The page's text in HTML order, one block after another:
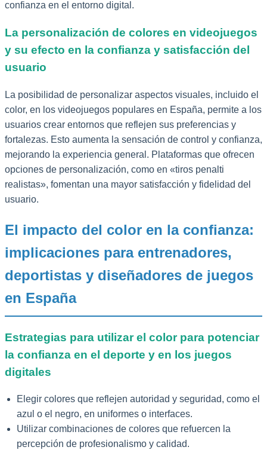
confianza en el entorno digital.
La personalización de colores en videojuegos
y su efecto en la confianza y satisfacción del
usuario
La posibilidad de personalizar aspectos visuales, incluido el
color, en los videojuegos populares en España, permite a los
usuarios crear entornos que reflejen sus preferencias y
fortalezas. Esto aumenta la sensación de control y confianza,
mejorando la experiencia general. Plataformas que ofrecen
opciones de personalización, como en «tiros penalti
realistas», fomentan una mayor satisfacción y fidelidad del
usuario.
El impacto del color en la confianza:
implicaciones para entrenadores,
deportistas y diseñadores de juegos
en España
Estrategias para utilizar el color para potenciar
la confianza en el deporte y en los juegos
digitales
Elegir colores que reflejen autoridad y seguridad, como el
azul o el negro, en uniformes o interfaces.
Utilizar combinaciones de colores que refuercen la
percepción de profesionalismo y calidad.